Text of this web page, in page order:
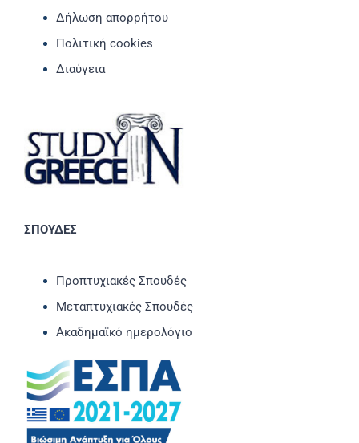
Δήλωση απορρήτου
Πολιτική cookies
Διαύγεια
ΣΠΟΥΔΕΣ
Προπτυχιακές Σπουδές
Μεταπτυχιακές Σπουδές
Ακαδημαϊκό ημερολόγιο